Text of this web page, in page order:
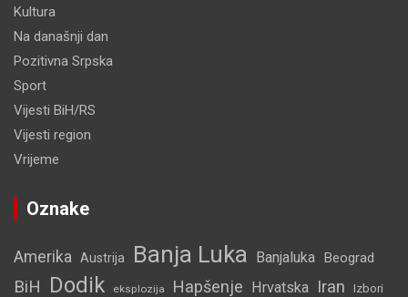
Kultura
Na današnji dan
Pozitivna Srpska
Sport
Vijesti BiH/RS
Vijesti region
Vrijeme
Oznake
Amerika Austrija Banja Luka Banjaluka Beograd
BiH Dodik eksplozija Hapšenje Hrvatska Iran Izbori